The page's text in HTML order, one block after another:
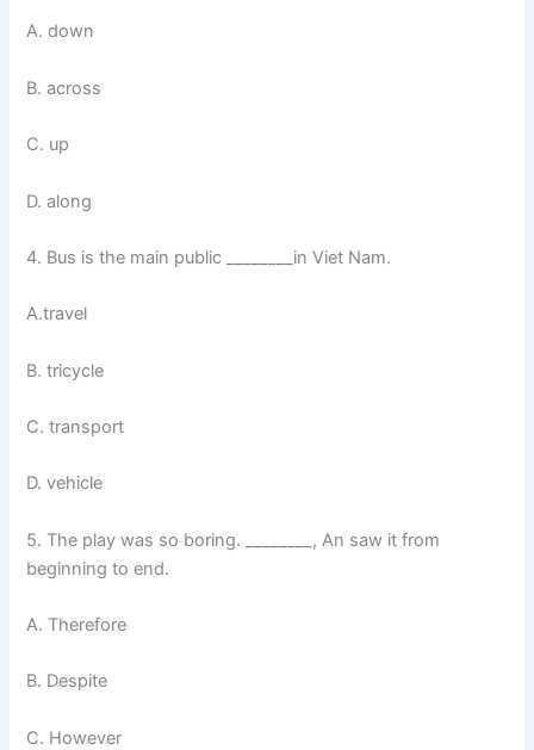
A. down
B. across
C. up
D. along
4. Bus is the main public ________in Viet Nam.
A.travel
B. tricycle
C. transport
D. vehicle
5. The play was so boring. ________, An saw it from
beginning to end.
A. Therefore
B. Despite
C. However